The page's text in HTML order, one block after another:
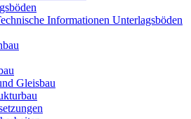
Informationen Unterlagsböden
Gleisbau